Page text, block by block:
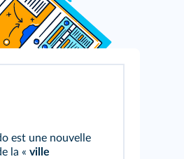
est une nouvelle
la « ville